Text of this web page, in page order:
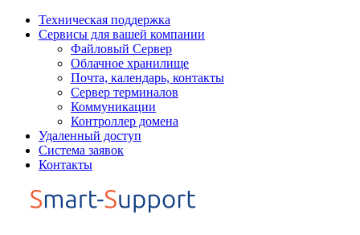
Перейти
содержимому
Техническая поддержка
Сервисы для вашей компании
Файловый Сервер
Облачное хранилище
Почта, календарь, контакты
Сервер терминалов
Коммуникации
Контроллер домена
Удаленный доступ
Система заявок
Контакты